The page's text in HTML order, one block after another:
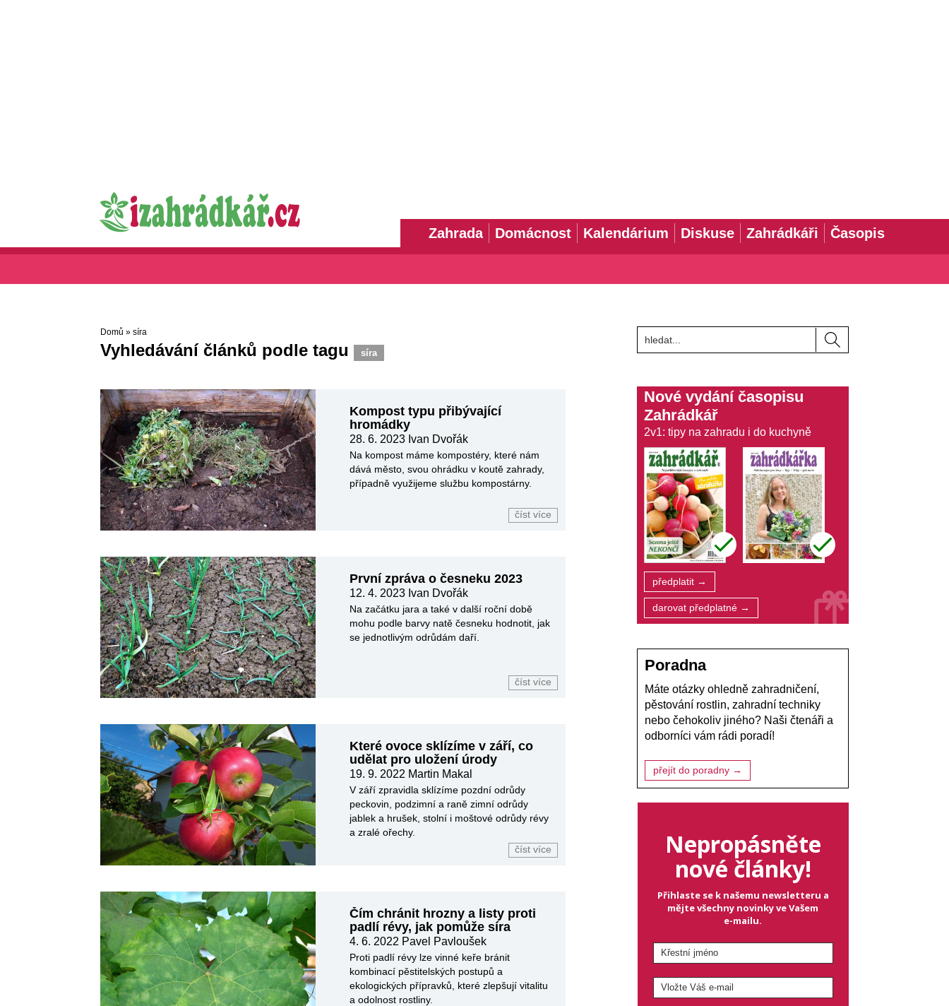
Zahrada Domácnost Kalendárium Diskuse Zahrádkáři Časopis
Domů » síra
Vyhledávání článků podle tagu síra
Kompost typu přibývající
hromádky
28. 6. 2023 Ivan Dvořák
Na kompost máme kompostéry, které nám
dává město, svou ohrádku v koutě zahrady,
případně využijeme službu kompostárny.
číst více
První zpráva o česneku 2023
12. 4. 2023 Ivan Dvořák
Na začátku jara a také v další roční době
mohu podle barvy natě česneku hodnotit, jak
se jednotlivým odrůdám daří.
číst více
Které ovoce sklízíme v září, co
udělat pro uložení úrody
19. 9. 2022 Martin Makal
V září zpravidla sklízíme pozdní odrůdy
peckovin, podzimní a raně zimní odrůdy
jablek a hrušek, stolní i moštové odrůdy révy
a zralé ořechy.
číst více
Čím chránit hrozny a listy proti
padlí révy, jak pomůže síra
4. 6. 2022 Pavel Pavloušek
Proti padlí révy lze vinné keře bránit
kombinací pěstitelských postupů a
ekologických přípravků, které zlepšují vitalitu
a odolnost rostliny.
Nové vydání časopisu
Zahrádkář
2v1: tipy na zahradu i do kuchyně
předplatit →
darovat předplatné →
Poradna
Máte otázky ohledně zahradničení,
pěstování rostlin, zahradní techniky
nebo čehokoliv jiného? Naši čtenáři a
odborníci vám rádi poradí!
přejít do poradny →
Nepropásněte
nové články!
Přihlaste se k našemu newsletteru a
mějte všechny novinky ve Vašem
e-mailu.